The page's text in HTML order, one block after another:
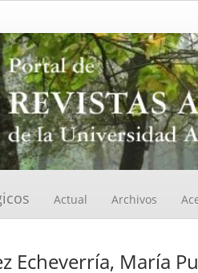
Actual Archivos
Echeverría, María